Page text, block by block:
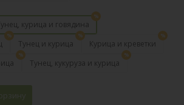
курица и говядина
Тунец и курица
Курица и креветки
Тунец, кукуруза и курица